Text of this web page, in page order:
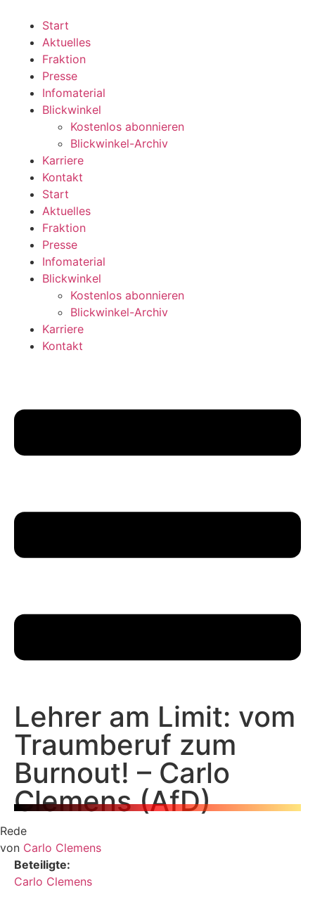
wechseln
Start
Aktuelles
Fraktion
Presse
Infomaterial
Blickwinkel
Kostenlos abonnieren
Blickwinkel-Archiv
Karriere
Kontakt
Start
Aktuelles
Fraktion
Presse
Infomaterial
Blickwinkel
Kostenlos abonnieren
Blickwinkel-Archiv
Karriere
Kontakt
Lehrer am Limit: vom
Traumberuf zum
Burnout! – Carlo
Clemens (AfD)
Rede
von Carlo Clemens
Beteiligte:
Carlo Clemens